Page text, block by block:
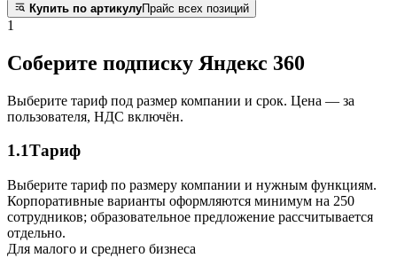
Купить по артикулуПрайс всех позиций
1
Соберите подписку Яндекс 360
Выберите тариф под размер компании и срок. Цена — за
пользователя, НДС включён.
1.1Тариф
Выберите тариф по размеру компании и нужным функциям.
Корпоративные варианты оформляются минимум на 250
сотрудников; образовательное предложение рассчитывается
отдельно.
Для малого и среднего бизнеса